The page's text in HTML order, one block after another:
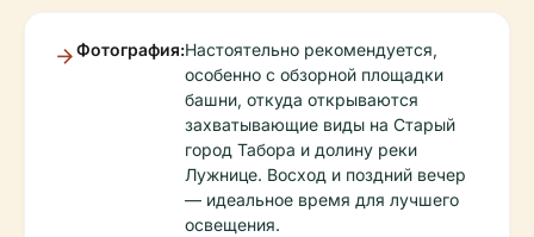
Фотография:Настоятельно рекомендуется,
особенно с обзорной площадки
башни, откуда открываются
захватывающие виды на Старый
город Табора и долину реки
Лужнице. Восход и поздний вечер
— идеальное время для лучшего
освещения.